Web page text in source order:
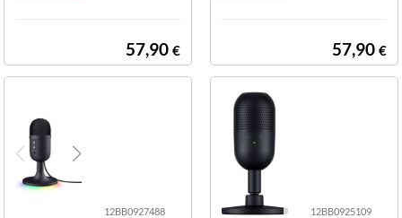
57,90 € 57,90 €
12BB0927488 12BB0925109